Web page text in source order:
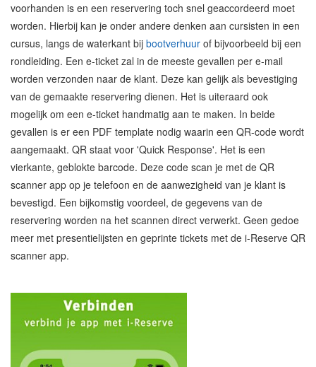
voorhanden is en een reservering toch snel geaccordeerd moet
worden. Hierbij kan je onder andere denken aan cursisten in een
cursus, langs de waterkant bij bootverhuur of bijvoorbeeld bij een
rondleiding. Een e-ticket zal in de meeste gevallen per e-mail
worden verzonden naar de klant. Deze kan gelijk als bevestiging
van de gemaakte reservering dienen. Het is uiteraard ook
mogelijk om een e-ticket handmatig aan te maken. In beide
gevallen is er een PDF template nodig waarin een QR-code wordt
aangemaakt. QR staat voor 'Quick Response'. Het is een
vierkante, geblokte barcode. Deze code scan je met de QR
scanner app op je telefoon en de aanwezigheid van je klant is
bevestigd. Een bijkomstig voordeel, de gegevens van de
reservering worden na het scannen direct verwerkt. Geen gedoe
meer met presentielijsten en geprinte tickets met de i-Reserve QR
scanner app.